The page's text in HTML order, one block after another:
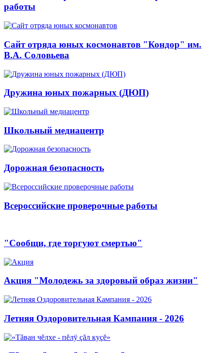
работы
Сайт отряда юных космонавтов "Кондор" им.
В.А. Соловьева
Дружина юных пожарных (ДЮП)
Школьный медиацентр
Дорожная безопасность
Всероссийские проверочные работы
"Сообщи, где торгуют смертью"
Акция "Молодежь за здоровый образ жизни"
Летняя Оздоровительная Кампания - 2026